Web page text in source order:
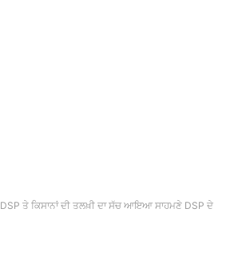
DSP ਤੇ ਕਿਸਾਨਾਂ ਦੀ ਤਲਖ਼ੀ ਦਾ ਸੱਚ ਆਇਆ ਸਾਹਮਣੇ DSP ਦੇ